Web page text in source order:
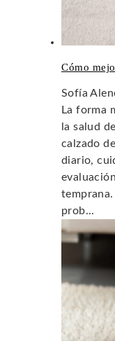
Cómo
Sofía
La forma
la salud
calzado
diario,
prob...